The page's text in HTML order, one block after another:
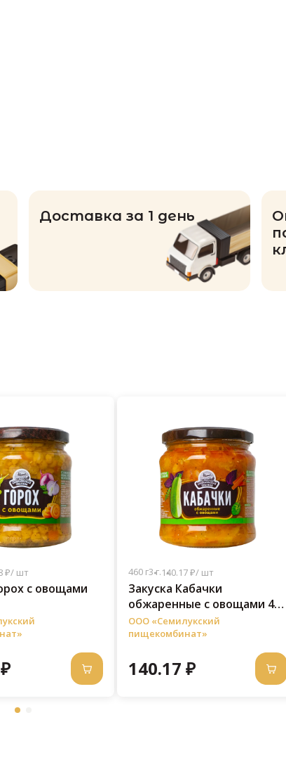
Доставка за 1 день
₽/ шт
с овощами
460 г3 г.140.17 ₽/ шт
Закуска Кабачки
обжаренные с овощами 460
г
ООО «Семилукский
пищекомбинат»
140.17 ₽